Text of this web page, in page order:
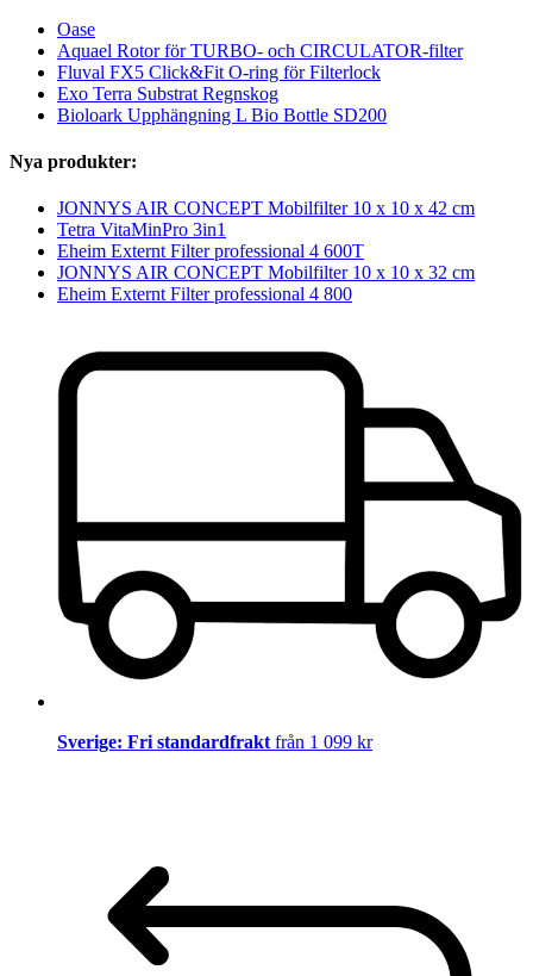
Oase
Aquael Rotor för TURBO- och CIRCULATOR-filter
Fluval FX5 Click&Fit O-ring för Filterlock
Exo Terra Substrat Regnskog
Bioloark Upphängning L Bio Bottle SD200
Nya produkter:
JONNYS AIR CONCEPT Mobilfilter 10 x 10 x 42 cm
Tetra VitaMinPro 3in1
Eheim Externt Filter professional 4 600T
JONNYS AIR CONCEPT Mobilfilter 10 x 10 x 32 cm
Eheim Externt Filter professional 4 800
Sverige: Fri standardfrakt från 1 099 kr